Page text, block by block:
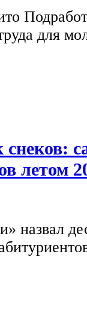
для
летом
назвал